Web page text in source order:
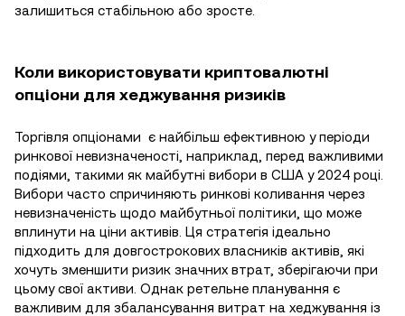
залишиться стабільною або зросте.
Коли використовувати криптовалютні
опціони для хеджування ризиків
Торгівля опціонами є найбільш ефективною у періоди
ринкової невизначеності, наприклад, перед важливими
подіями, такими як майбутні вибори в США у 2024 році.
Вибори часто спричиняють ринкові коливання через
невизначеність щодо майбутньої політики, що може
вплинути на ціни активів. Ця стратегія ідеально
підходить для довгострокових власників активів, які
хочуть зменшити ризик значних втрат, зберігаючи при
цьому свої активи. Однак ретельне планування є
важливим для збалансування витрат на хеджування із